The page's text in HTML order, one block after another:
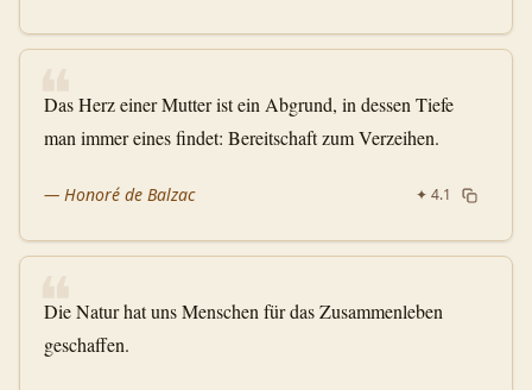
❝
Das Herz einer Mutter ist ein Abgrund, in dessen Tiefe
man immer eines findet: Bereitschaft zum Verzeihen.
— Honoré de Balzac ✦ 4.1
❝
Die Natur hat uns Menschen für das Zusammenleben
geschaffen.